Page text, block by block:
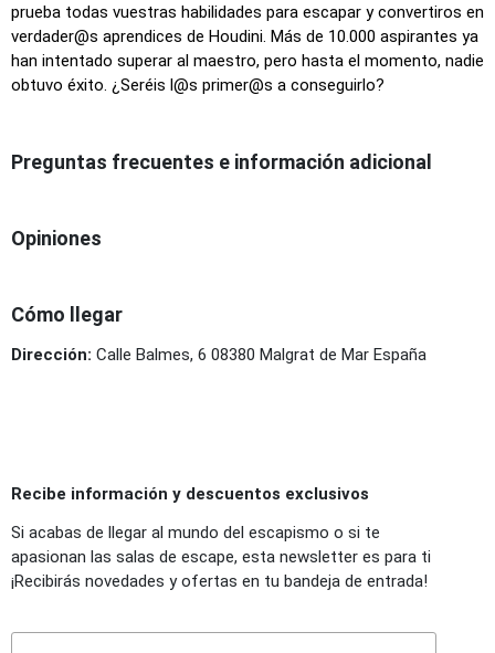
prueba todas vuestras habilidades para escapar y convertiros en
verdader@s aprendices de Houdini. Más de 10.000 aspirantes ya
han intentado superar al maestro, pero hasta el momento, nadie
obtuvo éxito. ¿Seréis l@s primer@s a conseguirlo?
Preguntas frecuentes e información adicional
Opiniones
Cómo llegar
Dirección: Calle Balmes, 6 08380 Malgrat de Mar España
Recibe información y descuentos exclusivos
Si acabas de llegar al mundo del escapismo o si te
apasionan las salas de escape, esta newsletter es para ti
¡Recibirás novedades y ofertas en tu bandeja de entrada!